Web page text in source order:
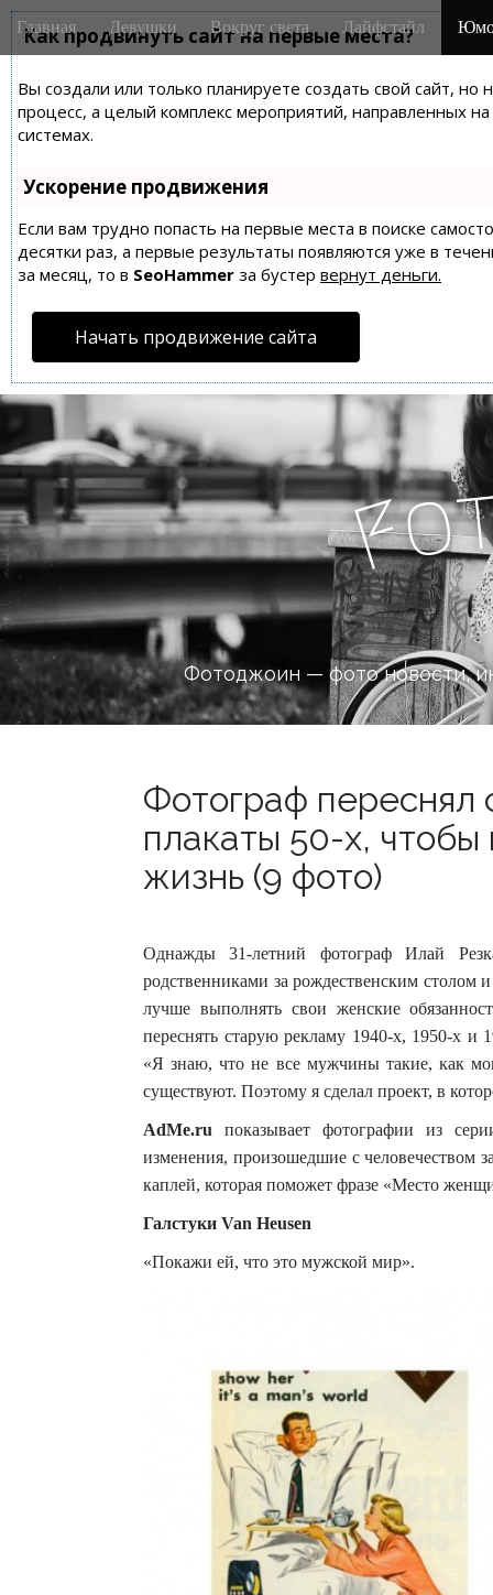
Как продвинуть сайт на первые места?
Вы создали или только планируете создать свой сайт,
процесс, а целый комплекс мероприятий, направленных
системах.
Ускорение продвижения
Если вам трудно попасть на первые места в поиске
десятки раз, а первые результаты появляются уже в
за месяц, то в SeoHammer за бустер вернут деньги.
Начать продвижение сайта
M
a
n
m
e
n
u
i
Главная Девушки Вокруг света Лайфстайл
Fo
Фотоджоин — фото новости,
Фотограф переснял
плакаты 50-х, чтобы
жизнь (9 фото)
Однажды 31-летний фотограф Илай
родственниками за рождественским
лучше выполнять свои женские
переснять старую рекламу 1940-х, 1950-х
«Я знаю, что не все мужчины такие, как
существуют. Поэтому я сделал проект, в
AdMe.ru показывает фотографии из
изменения, произошедшие с человечеством
каплей, которая поможет фразе «Место
Галстуки Van Heusen
«Покажи ей, что это мужской мир».